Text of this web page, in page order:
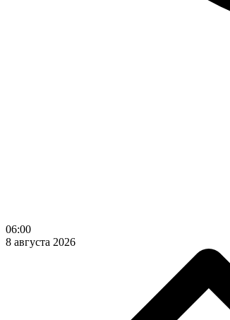
06:00
8 августа 2026